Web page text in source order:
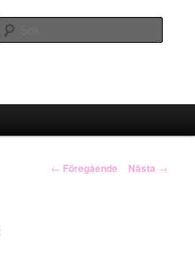
Inläggsnavigering
← Föregående Nästa →